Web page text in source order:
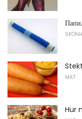
MAT
Hur